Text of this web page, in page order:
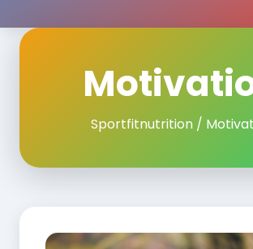
Sportfitnutrition/